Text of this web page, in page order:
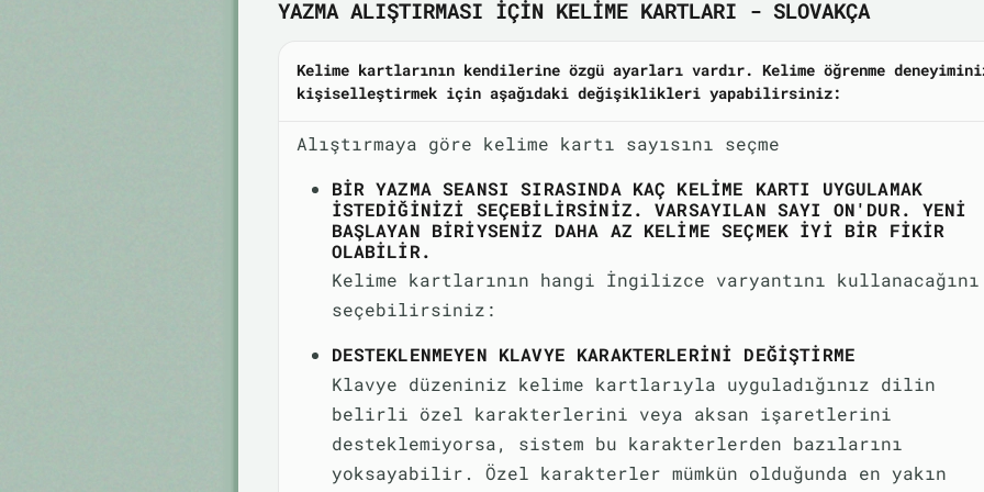
YAZMA ALIŞTIRMASI IÇIN KELIME KARTLARI - SLOVAKÇA
Kelime kartlarının kendilerine özgü ayarları vardır. Kelime öğrenme
kişiselleştirmek için aşağıdaki değişiklikleri yapabilirsiniz:
Alıştırmaya göre kelime kartı sayısını seçme
BIR YAZMA SEANSI SIRASINDA KAÇ KELIME KARTI UYGULAMAK
ISTEDIĞINIZI SEÇEBILIRSINIZ. VARSAYILAN SAYI ON'DUR. YENI
BAŞLAYAN BIRIYSENIZ DAHA AZ KELIME SEÇMEK IYI BIR FIKIR
OLABILIR.
Kelime kartlarının hangi İngilizce varyantını kullanacağını
seçebilirsiniz:
DESTEKLENMEYEN KLAVYE KARAKTERLERINI DEĞIŞTIRME
Klavye düzeniniz kelime kartlarıyla uyguladığınız dilin
belirli özel karakterlerini veya aksan işaretlerini
desteklemiyorsa, sistem bu karakterlerden bazılarını
yoksayabilir. Özel karakterler mümkün olduğunda en yakın